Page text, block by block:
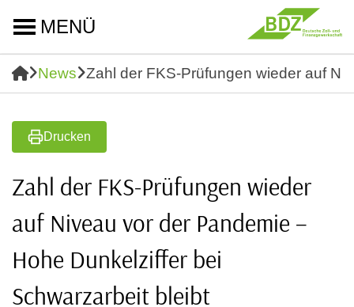
MENÜ
News Zahl der FKS-Prüfungen wieder auf
Drucken
Zahl der FKS-Prüfungen wieder
auf Niveau vor der Pandemie –
Hohe Dunkelziffer bei
Schwarzarbeit bleibt